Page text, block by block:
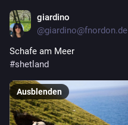
giardino
@giardino@fnordon.de
Schafe am Meer
#shetland
Ausblenden